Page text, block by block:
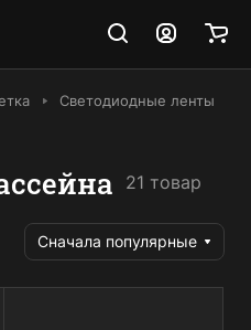
Светодиодные ленты
21 товар
Сначала популярные